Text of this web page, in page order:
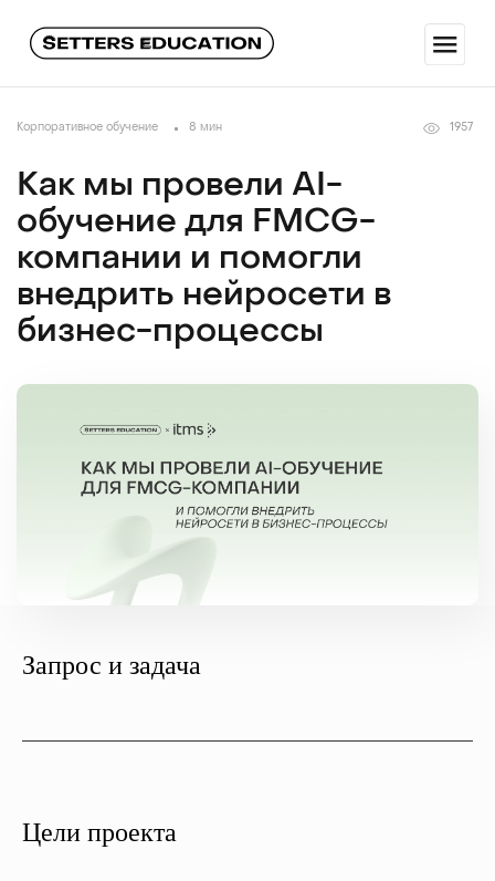
Корпоративное обучение 8 мин 1957
Как мы провели AI-
обучение для FMCG-
компании и помогли
внедрить нейросети в
бизнес-процессы
Запрос и задача
Цели проекта